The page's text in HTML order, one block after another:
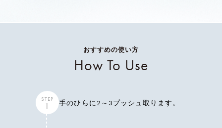
おすすめの使い方
How To Use
STEP
1 手のひらに2～3プッシュ取ります。